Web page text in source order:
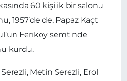
60 kişilik bir salonu
1957’de de, Papaz Kaçtı
Feriköy semtinde
kurdu.
Metin Serezli, Erol